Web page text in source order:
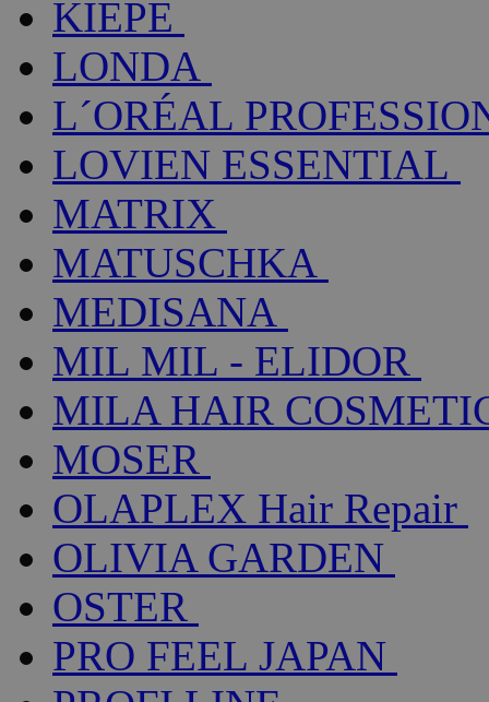
KIEPE
LONDA
L´ORÉAL
LOVIEN ESSENTIAL
MATRIX
MATUSCHKA
MEDISANA
MIL MIL - ELIDOR
MILA HAIR
MOSER
OLAPLEX Hair Repair
OLIVIA GARDEN
OSTER
PRO FEEL JAPAN